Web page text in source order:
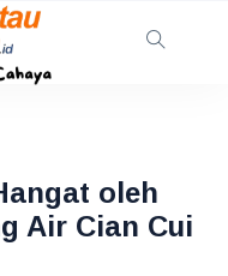
oleh
Air Cian Cui